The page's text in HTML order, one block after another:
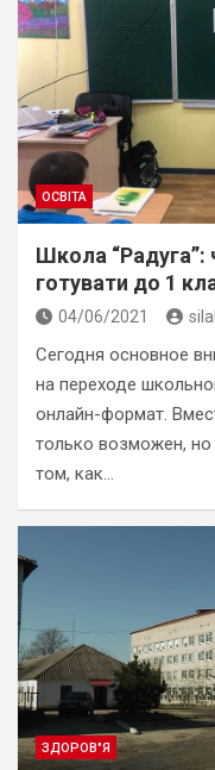
ОСВІТА
Школа “Радуга”:
готувати до 1
04/06/2021
Сегодня основное
на переходе
онлайн-формат.
только возможен,
том, как…
ЗДОРОВ"Я